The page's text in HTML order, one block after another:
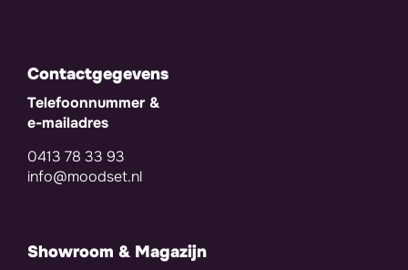
Contactgegevens
Telefoonnummer &
e-mailadres
0413 78 33 93
info@moodset.nl
Showroom & Magazijn